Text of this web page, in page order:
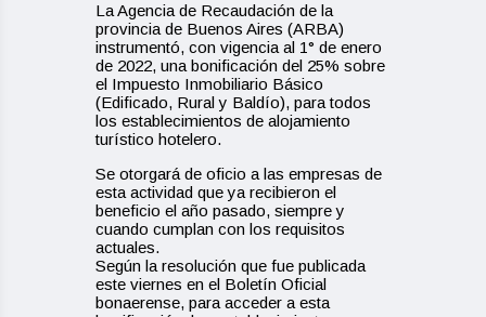
La Agencia de Recaudación de la
provincia de Buenos Aires (ARBA)
instrumentó, con vigencia al 1° de enero
de 2022, una bonificación del 25% sobre
el Impuesto Inmobiliario Básico
(Edificado, Rural y Baldío), para todos
los establecimientos de alojamiento
turístico hotelero.
Se otorgará de oficio a las empresas de
esta actividad que ya recibieron el
beneficio el año pasado, siempre y
cuando cumplan con los requisitos
actuales.
Según la resolución que fue publicada
este viernes en el Boletín Oficial
bonaerense, para acceder a esta